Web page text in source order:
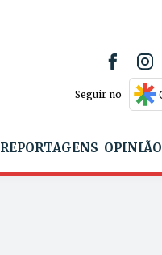
Seguir no
REPORTAGENS OPINIÃO